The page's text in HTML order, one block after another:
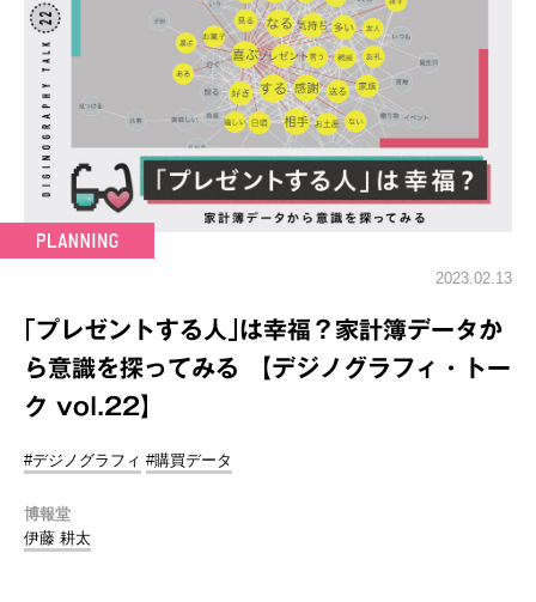
2023.02.13
｢プレゼントする人｣は幸福？家計簿データか
ら意識を探ってみる 【デジノグラフィ・トー
ク vol.22】
#デジノグラフィ #購買データ
博報堂
伊藤 耕太